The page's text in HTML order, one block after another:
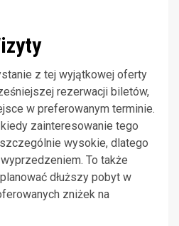
z tej wyjątkowej oferty
rezerwacji biletów,
w preferowanym terminie.
zainteresowanie tego
wysokie, dlatego
To także
dłuższy pobyt w
zniżek na